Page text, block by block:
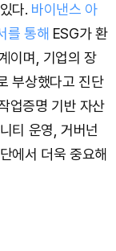
다. 바이낸스 아
를 통해 ESG가 환
이며, 기업의 장
부상했다고 진단
업증명 기반 자산
티 운영, 거버넌
에서 더욱 중요해